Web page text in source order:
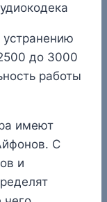
до 3000
работы
имеют
С
и